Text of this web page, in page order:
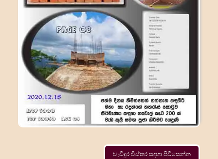
වැඩිදුර විස්තර සදහා පිවිසෙන්න